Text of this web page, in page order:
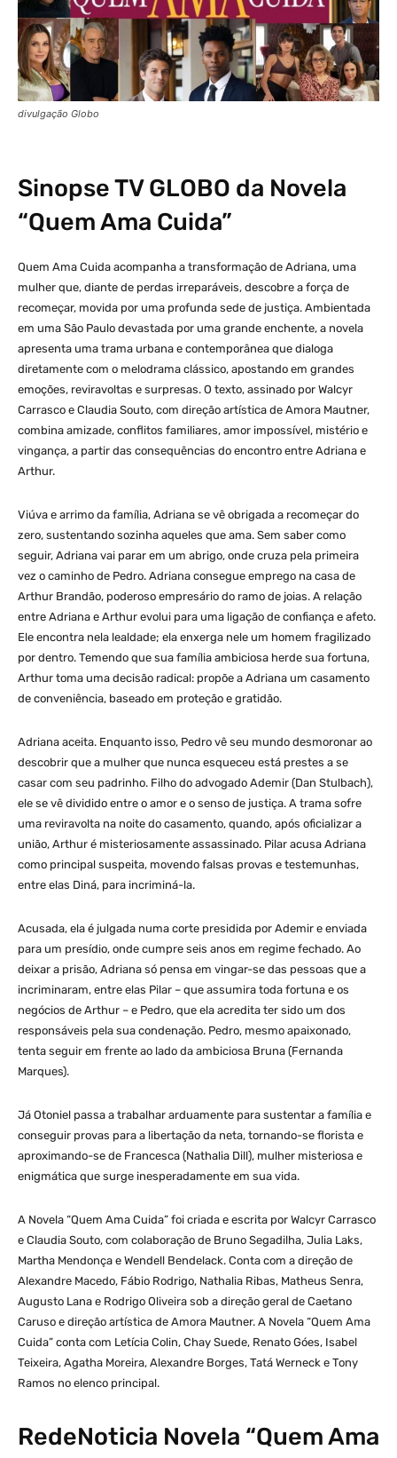
divulgação Globo
SinopseTV GLOBO da Novela
“Quem Ama Cuida”
Quem Ama Cuida acompanha a transformação de Adriana, uma
mulher que, diante de perdas irreparáveis, descobre a força de
recomeçar, movida por uma profunda sede de justiça. Ambientada
em uma São Paulo devastada por uma grande enchente, a novela
apresenta uma trama urbana e contemporânea que dialoga
diretamente com o melodrama clássico, apostando em grandes
emoções, reviravoltas e surpresas. O texto, assinado por Walcyr
Carrasco e Claudia Souto, com direção artística de Amora Mautner,
combina amizade, conflitos familiares, amor impossível, mistério e
vingança, a partir das consequências do encontro entre Adriana e
Arthur.
Viúva e arrimo da família, Adriana se vê obrigada a recomeçar do
zero, sustentando sozinha aqueles que ama. Sem saber como
seguir, Adriana vai parar em um abrigo, onde cruza pela primeira
vez o caminho de Pedro. Adriana consegue emprego na casa de
Arthur Brandão, poderoso empresário do ramo de joias. A relação
entre Adriana e Arthur evolui para uma ligação de confiança e afeto.
Ele encontra nela lealdade; ela enxerga nele um homem fragilizado
por dentro. Temendo que sua família ambiciosa herde sua fortuna,
Arthur toma uma decisão radical: propõe a Adriana um casamento
de conveniência, baseado em proteção e gratidão.
Adriana aceita. Enquanto isso, Pedro vê seu mundo desmoronar ao
descobrir que a mulher que nunca esqueceu está prestes a se
casar com seu padrinho. Filho do advogado Ademir (Dan Stulbach),
ele se vê dividido entre o amor e o senso de justiça. A trama sofre
uma reviravolta na noite do casamento, quando, após oficializar a
união, Arthur é misteriosamente assassinado. Pilar acusa Adriana
como principal suspeita, movendo falsas provas e testemunhas,
entre elas Diná, para incriminá-la.
Acusada, ela é julgada numa corte presidida por Ademir e enviada
para um presídio, onde cumpre seis anos em regime fechado. Ao
deixar a prisão, Adriana só pensa em vingar-se das pessoas que a
incriminaram, entre elas Pilar – que assumira toda fortuna e os
negócios de Arthur – e Pedro, que ela acredita ter sido um dos
responsáveis pela sua condenação. Pedro, mesmo apaixonado,
tenta seguir em frente ao lado da ambiciosa Bruna (Fernanda
Marques).
Já Otoniel passa a trabalhar arduamente para sustentar a família e
conseguir provas para a libertação da neta, tornando-se florista e
aproximando-se de Francesca (Nathalia Dill), mulher misteriosa e
enigmática que surge inesperadamente em sua vida.
A Novela “Quem Ama Cuida” foi criada e escrita por Walcyr Carrasco
e Claudia Souto, com colaboração de Bruno Segadilha, Julia Laks,
Martha Mendonça e Wendell Bendelack. Conta com a direção de
Alexandre Macedo, Fábio Rodrigo, Nathalia Ribas, Matheus Senra,
Augusto Lana e Rodrigo Oliveira sob a direção geral de Caetano
Caruso e direção artística de Amora Mautner. A Novela “Quem Ama
Cuida” conta com Letícia Colin, Chay Suede, Renato Góes, Isabel
Teixeira, Agatha Moreira, Alexandre Borges, Tatá Werneck e Tony
Ramos no elenco principal.
RedeNoticia Novela “Quem Ama